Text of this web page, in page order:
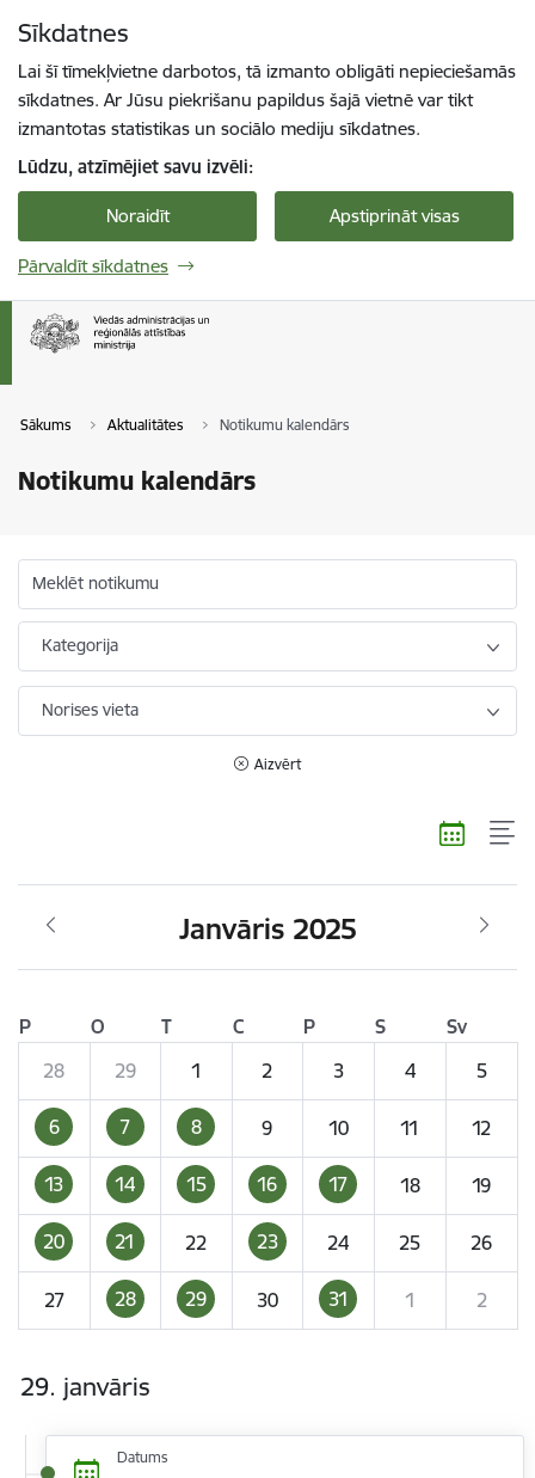
Sīkdatnes
Lai šī tīmekļvietne darbotos, tā izmanto obligāti nepieciešamās
sīkdatnes. Ar Jūsu piekrišanu papildus šajā vietnē var tikt
izmantotas statistikas un sociālo mediju sīkdatnes.
Lūdzu, atzīmējiet savu izvēli:
Noraidīt Apstiprināt visas
Pārvaldīt sīkdatnes
Sākums Aktualitātes Notikumu kalendārs
Notikumu kalendārs
Meklēt notikumu
Kategorija
Norises vieta
Aizvērt
Janvāris 2025
P O T C P S
Sv
28
29 1 2 3 4 5
6 7 8 9 10 11 12
13 14 15 16 17 18 19
20 21 22 23 24 25 26
27 28 29 30 31 1 2
29. janvāris
Datums